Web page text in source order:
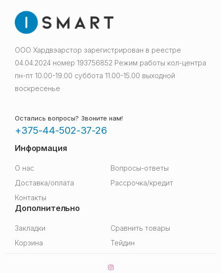
ООО Хардвэарстор зарегистрирован в реестре
04.04.2024 номер 193756852 Режим работы кол-центра
пн-пт 10.00-19.00 суббота 11.00-15.00 выходной
воскресенье
Остались вопросы? Звоните нам!
+375-44-502-37-26
Информация
О нас
Вопросы-ответы
Доставка/оплата
Рассрочка/кредит
Контакты
Дополнительно
Закладки
Сравнить товары
Корзина
Тейдин